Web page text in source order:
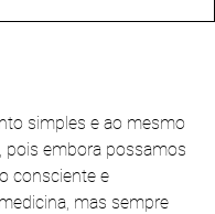
simples e ao mesmo
pois embora possamos
consciente e
mas sempre